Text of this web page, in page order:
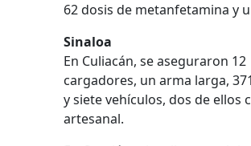
62 dosis de metanfetamina y
Sinaloa
En Culiacán, se aseguraron 12
cargadores, un arma larga,
y siete vehículos, dos de ellos
artesanal.